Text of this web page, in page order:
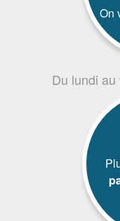
On
Du lundi